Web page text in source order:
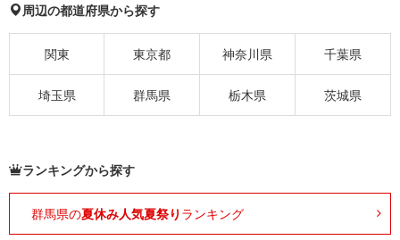
周辺の都道府県から探す
関東 東京都 神奈川県 千葉県
埼玉県 群馬県 栃木県 茨城県
ランキングから探す
群馬県の夏休み人気夏祭り ランキング